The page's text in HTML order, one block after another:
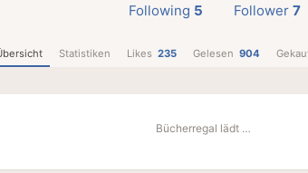
Following 5 Follower 7
Statistiken Likes 235 Gelesen 904
Bücherregal lädt …